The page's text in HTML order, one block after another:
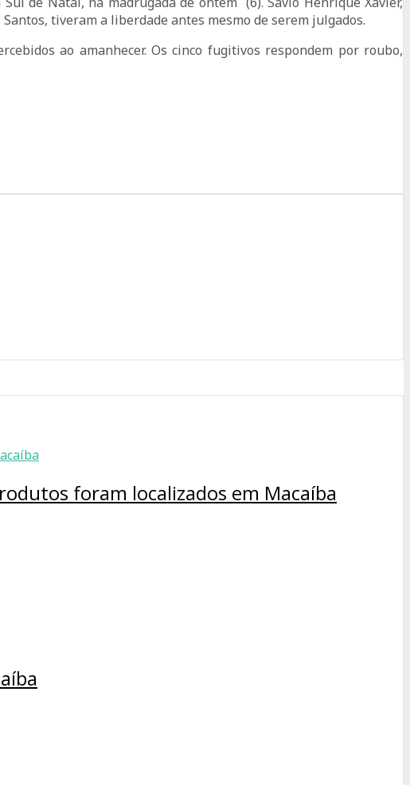
tiveram a liberdade antes mesmo de serem julgados.
ao amanhecer. Os cinco fugitivos respondem por roubo,
foram localizados em Macaíba